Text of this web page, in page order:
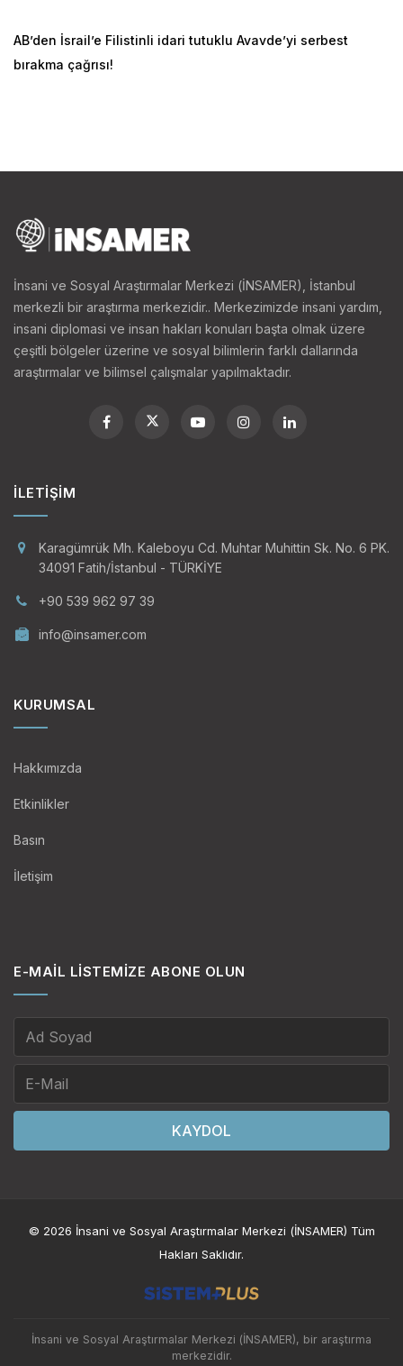
AB’den İsrail’e Filistinli idari tutuklu Avavde’yi serbest
bırakma çağrısı!
İnsani ve Sosyal Araştırmalar Merkezi (İNSAMER), İstanbul
merkezli bir araştırma merkezidir.. Merkezimizde insani yardım,
insani diplomasi ve insan hakları konuları başta olmak üzere
çeşitli bölgeler üzerine ve sosyal bilimlerin farklı dallarında
araştırmalar ve bilimsel çalışmalar yapılmaktadır.
İLETIŞIM
Karagümrük Mh. Kaleboyu Cd. Muhtar Muhittin Sk. No. 6 PK.
34091 Fatih/İstanbul - TÜRKİYE
+90 539 962 97 39
info@insamer.com
KURUMSAL
Hakkımızda
Etkinlikler
Basın
İletişim
E-MAIL LISTEMIZE ABONE OLUN
KAYDOL
© 2026 İnsani ve Sosyal Araştırmalar Merkezi (İNSAMER) Tüm
Hakları Saklıdır.
İnsani ve Sosyal Araştırmalar Merkezi (İNSAMER), bir araştırma
merkezidir.